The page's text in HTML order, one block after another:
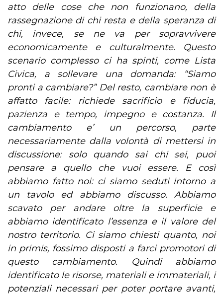
atto delle cose che non funzionano, della
rassegnazione di chi resta e della speranza di
chi, invece, se ne va per sopravvivere
economicamente e culturalmente. Questo
scenario complesso ci ha spinti, come Lista
Civica, a sollevare una domanda: “Siamo
pronti a cambiare?” Del resto, cambiare non è
affatto facile: richiede sacrificio e fiducia,
pazienza e tempo, impegno e costanza. Il
cambiamento e’ un percorso, parte
necessariamente dalla volontà di mettersi in
discussione: solo quando sai chi sei, puoi
pensare a quello che vuoi essere. E così
abbiamo fatto noi: ci siamo seduti intorno a
un tavolo ed abbiamo discusso. Abbiamo
scavato per andare oltre la superficie e
abbiamo identificato l’essenza e il valore del
nostro territorio. Ci siamo chiesti quanto, noi
in primis, fossimo disposti a farci promotori di
questo cambiamento. Quindi abbiamo
identificato le risorse, materiali e immateriali, i
potenziali necessari per poter portare avanti,